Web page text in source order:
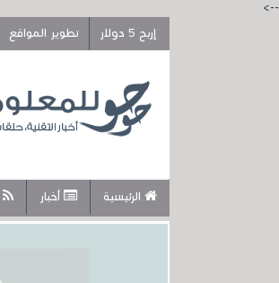
-->
إربح 5 دولار
تطوير المواقع
الرئيسية أخبار